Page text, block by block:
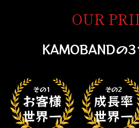
OUR
KAMOBANDの3
その1
お客様
世界一
その2
成長率
世界一